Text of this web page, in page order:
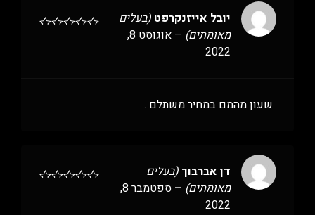
יובל אייזנקרפט (בעלים
מאומתים) –
אוגוסט 8,
2022
שעון מהמם במחיר משתלם .
דן אברבוך (בעלים
מאומתים) –
ספטמבר 8,
2022